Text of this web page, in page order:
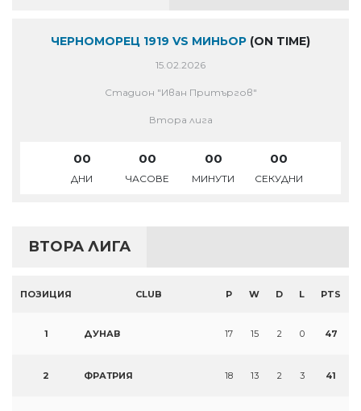
ЧЕРНОМОРЕЦ 1919 VS МИНЬОР (ON TIME)
15.02.2026
Стадион "Иван Притъргов"
Втора лига
00
ДНИ
00
ЧАСОВЕ
00
МИНУТИ
00
СЕКУДНИ
ВТОРА ЛИГА
ПОЗИЦИЯ CLUB P W D L PTS
1 ДУНАВ 17 15 2 0 47
2 ФРАТРИЯ 18 13 2 3 41